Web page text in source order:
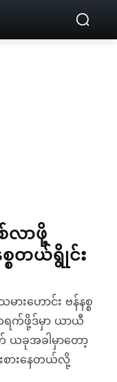
လာဖို့
စတယ်ရွိုင်း
းဟောင်း ဗန်နစ္စ
က်ဖို့ဒ်မှာ ယာယီ
ယခုအခါမှာတော့
စားနေတယ်လို့